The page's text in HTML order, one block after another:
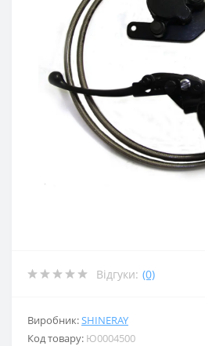
Відгуки: (0)
Виробник:SHINERAY
Код товару: Ю0004500